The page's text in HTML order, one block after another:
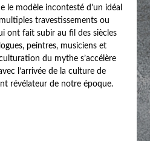
le modèle incontesté d’un idéal
travestissements ou
ont fait subir au fil des siècles
peintres, musiciens et
du mythe s’accélère
l’arrivée de la culture de
révélateur de notre époque.